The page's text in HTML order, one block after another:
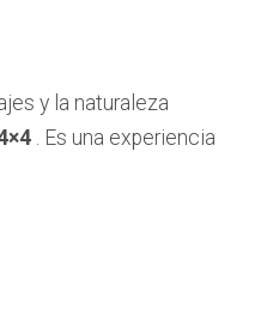
y la naturaleza
. Es una experiencia